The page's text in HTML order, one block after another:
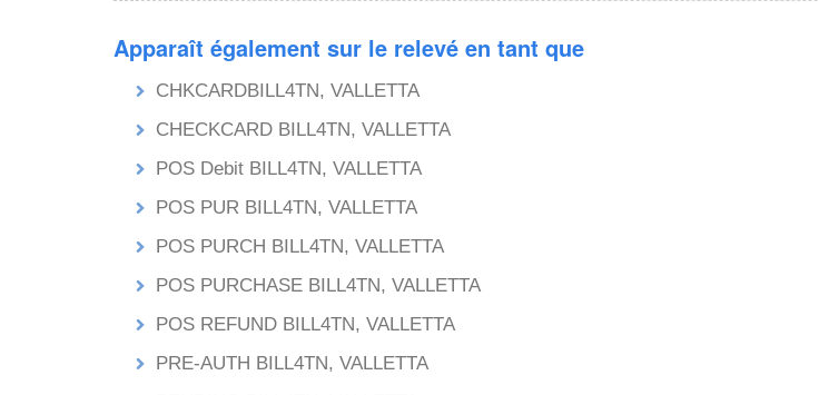
Apparaît également sur le relevé en tant que
CHKCARDBILL4TN, VALLETTA
CHECKCARD BILL4TN, VALLETTA
POS Debit BILL4TN, VALLETTA
POS PUR BILL4TN, VALLETTA
POS PURCH BILL4TN, VALLETTA
POS PURCHASE BILL4TN, VALLETTA
POS REFUND BILL4TN, VALLETTA
PRE-AUTH BILL4TN, VALLETTA